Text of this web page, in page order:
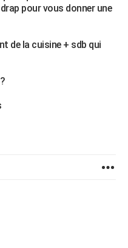
pour vous donner une
de la cuisine + sdb qui